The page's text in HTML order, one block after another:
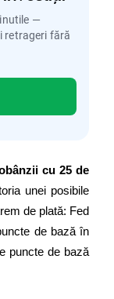
—
retrageri fără
cu 25 de
unei posibile
de plată: Fed
de bază în
puncte de bază